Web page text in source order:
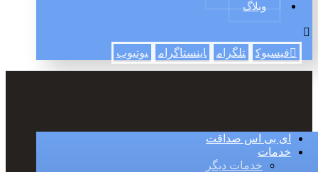
وبلاگ
فیسبوک تلگرام اینستاگرام یوتیوب
ای بی اس صداقت
خدمات
خدمات دیگر